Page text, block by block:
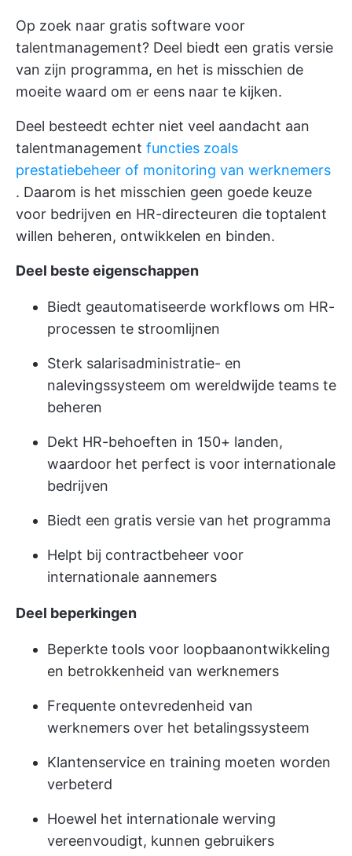
Op zoek naar gratis software voor
talentmanagement? Deel biedt een gratis versie
van zijn programma, en het is misschien de
moeite waard om er eens naar te kijken.
Deel besteedt echter niet veel aandacht aan
talentmanagement functies zoals
prestatiebeheer of monitoring van werknemers
. Daarom is het misschien geen goede keuze
voor bedrijven en HR-directeuren die toptalent
willen beheren, ontwikkelen en binden.
Deel beste eigenschappen
Biedt geautomatiseerde workflows om HR-
processen te stroomlijnen
Sterk salarisadministratie- en
nalevingssysteem om wereldwijde teams te
beheren
Dekt HR-behoeften in 150+ landen,
waardoor het perfect is voor internationale
bedrijven
Biedt een gratis versie van het programma
Helpt bij contractbeheer voor
internationale aannemers
Deel beperkingen
Beperkte tools voor loopbaanontwikkeling
en betrokkenheid van werknemers
Frequente ontevredenheid van
werknemers over het betalingssysteem
Klantenservice en training moeten worden
verbeterd
Hoewel het internationale werving
vereenvoudigt, kunnen gebruikers